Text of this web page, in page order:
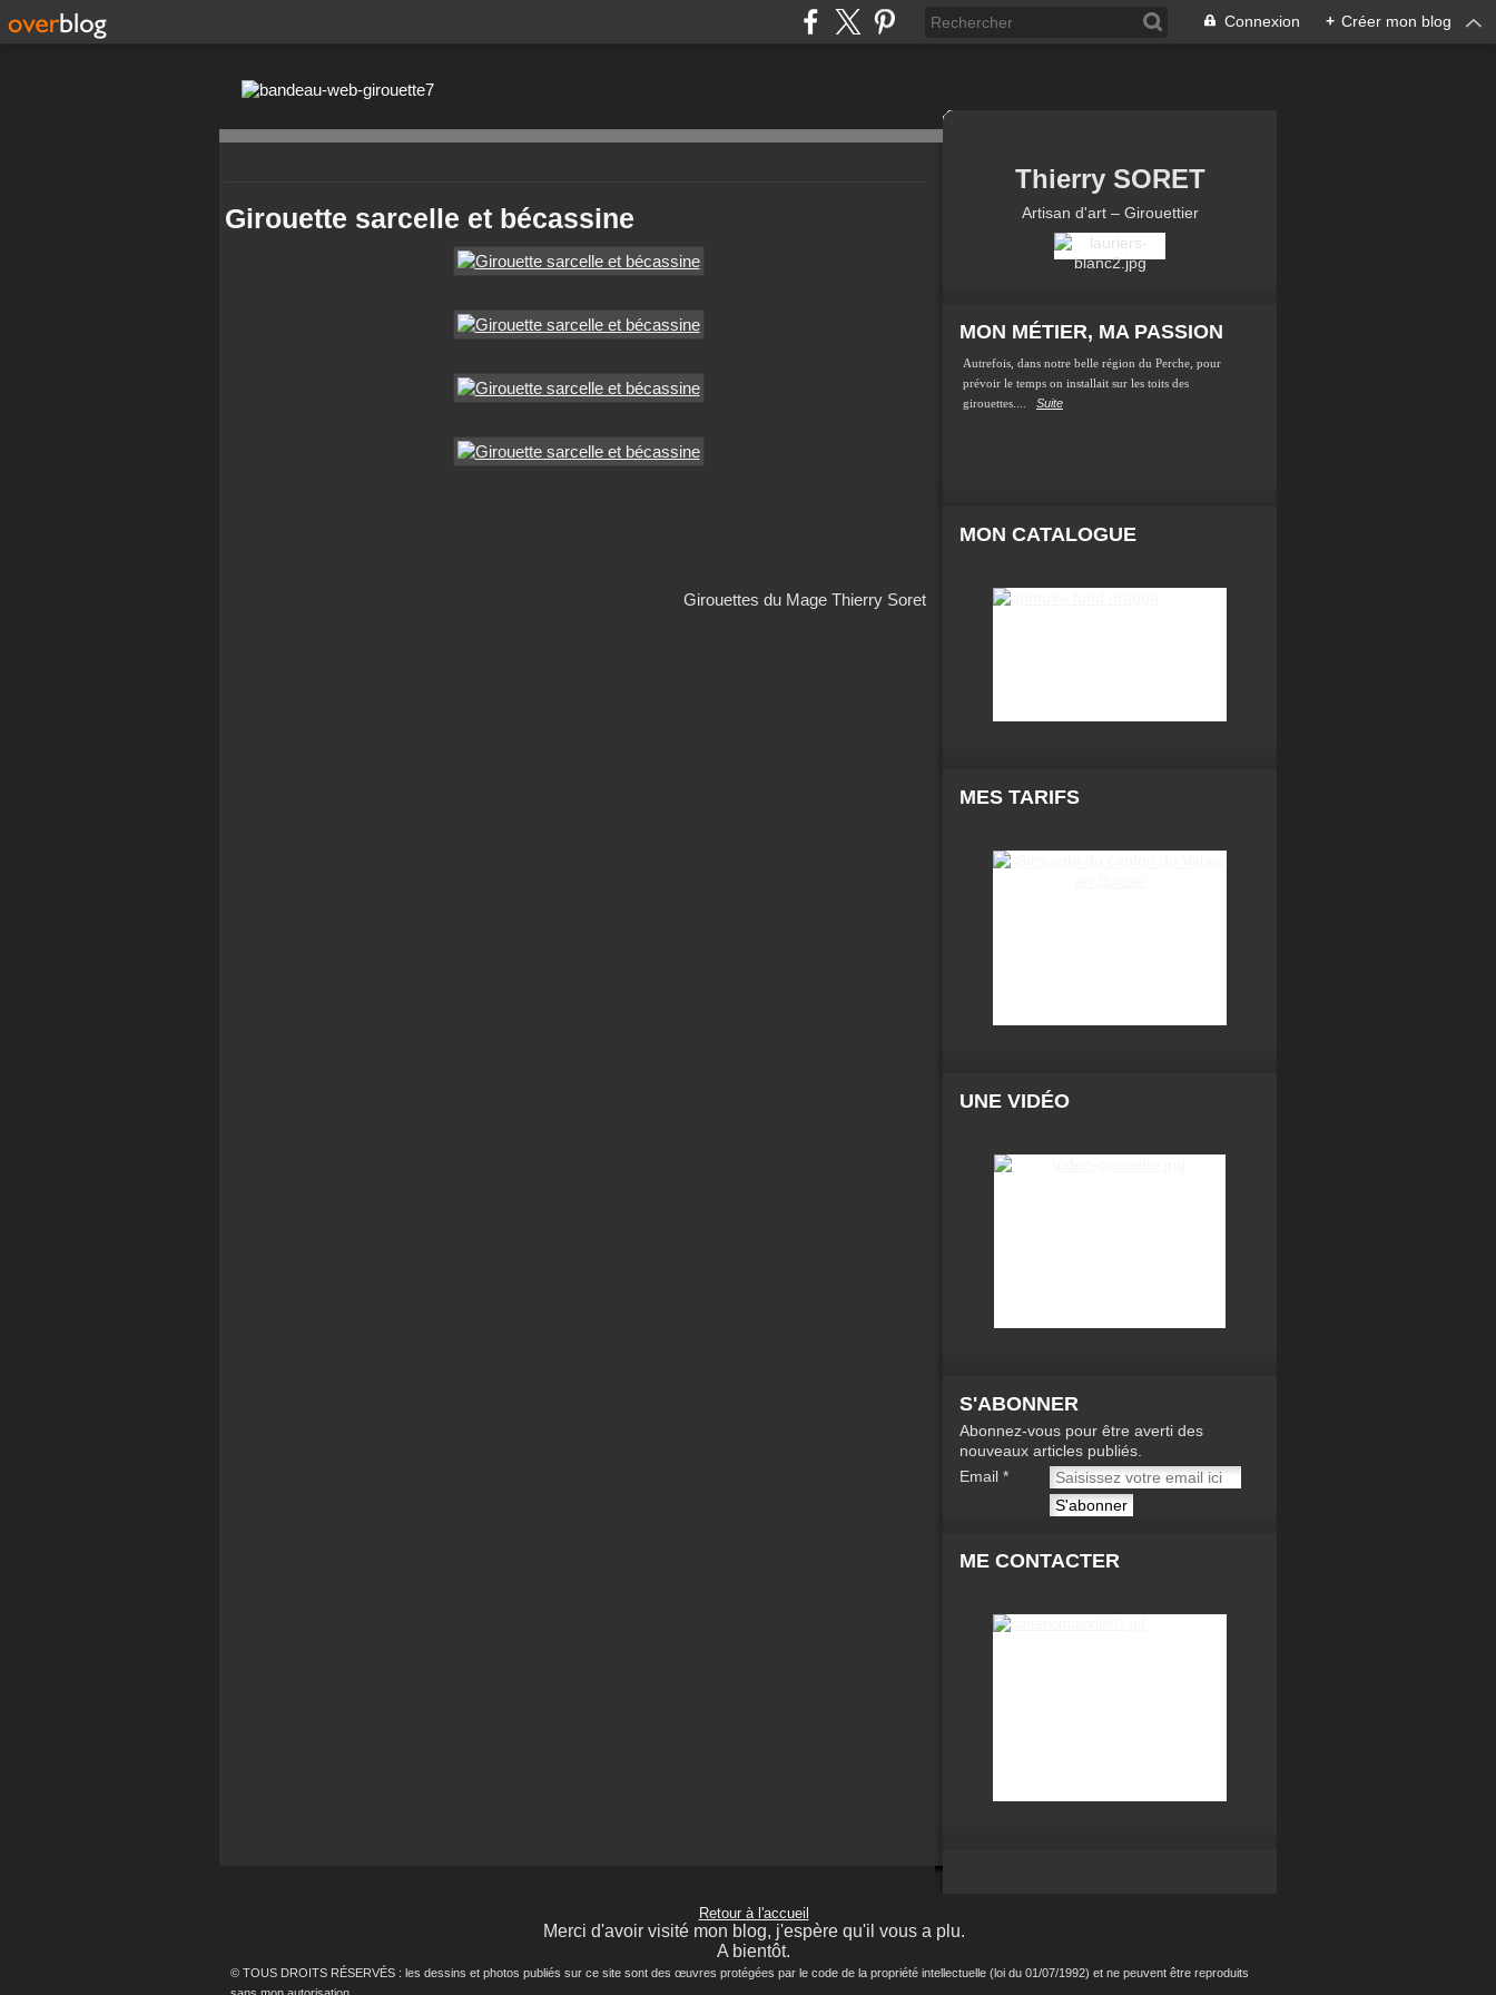
Connexion + Créer mon blog
Girouette sarcelle et bécassine
Girouettes du Mage Thierry Soret
Thierry SORET
Artisan d'art – Girouettier
MON MÉTIER, MA PASSION
Autrefois, dans notre belle région du Perche, pour
prévoir le temps on installait sur les toits des
girouettes....
Suite
MON CATALOGUE
MES TARIFS
UNE VIDÉO
S'ABONNER
Abonnez-vous pour être averti des
nouveaux articles publiés.
Email
ME CONTACTER
Retour à l'accueil
Merci d'avoir visité mon blog, j'espère qu'il vous a plu.
A bientôt.
© TOUS DROITS RÉSERVÉS : les dessins et photos publiés sur ce site sont des œuvres protégées par le code de la propriété intellectuelle (loi du 01/07/1992) et ne peuvent être reproduits